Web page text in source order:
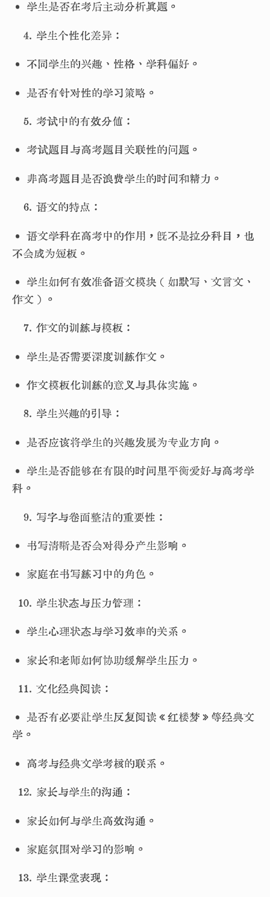
• 学生是否在考后主动分析真题。
学生个性化差异：
• 不同学生的兴趣、性格、学科偏好。
• 是否有针对性的学习策略。
考试中的有效分值：
• 考试题目与高考题目关联性的问题。
• 非高考题目是否浪费学生的时间和精力。
语文的特点：
• 语文学科在高考中的作用，既不是拉分科目，也
不会成为短板。
• 学生如何有效准备语文模块（如默写、文言文、
作文）。
作文的训练与模板：
• 学生是否需要深度训练作文。
• 作文模板化训练的意义与具体实施。
学生兴趣的引导：
• 是否应该将学生的兴趣发展为专业方向。
• 学生是否能够在有限的时间里平衡爱好与高考学
科。
写字与卷面整洁的重要性：
• 书写清晰是否会对得分产生影响。
• 家庭在书写练习中的角色。
学生状态与压力管理：
• 学生心理状态与学习效率的关系。
• 家长和老师如何协助缓解学生压力。
文化经典阅读：
• 是否有必要让学生反复阅读《红楼梦》等经典文
学。
• 高考与经典文学考核的联系。
家长与学生的沟通：
• 家长如何与学生高效沟通。
• 家庭氛围对学习的影响。
学生课堂表现：